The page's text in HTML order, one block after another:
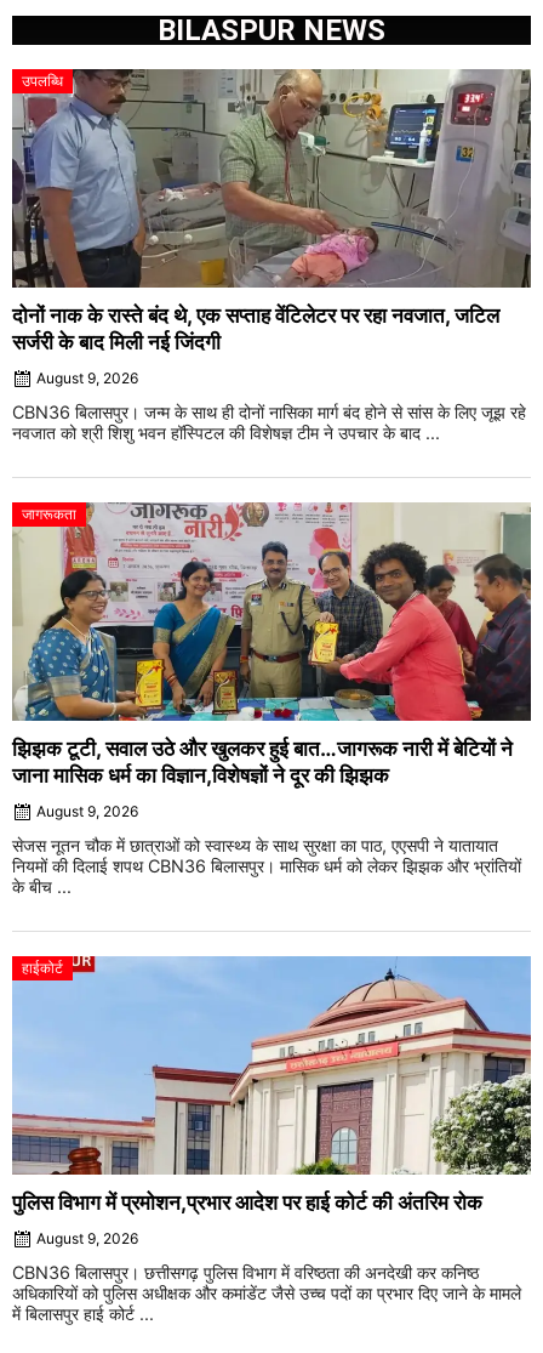
BILASPUR NEWS
उपलब्धि
दोनों नाक के रास्ते बंद थे, एक सप्ताह वेंटिलेटर पर रहा नवजात, जटिल
सर्जरी के बाद मिली नई जिंदगी
August 9, 2026
CBN36 बिलासपुर। जन्म के साथ ही दोनों नासिका मार्ग बंद होने से सांस के लिए जूझ रहे
नवजात को श्री शिशु भवन हॉस्पिटल की विशेषज्ञ टीम ने उपचार के बाद ...
जागरूकता
झिझक टूटी, सवाल उठे और खुलकर हुई बात…जागरूक नारी में बेटियों ने
जाना मासिक धर्म का विज्ञान,विशेषज्ञों ने दूर की झिझक
August 9, 2026
सेजस नूतन चौक में छात्राओं को स्वास्थ्य के साथ सुरक्षा का पाठ, एएसपी ने यातायात
नियमों की दिलाई शपथ CBN36 बिलासपुर। मासिक धर्म को लेकर झिझक और भ्रांतियों
के बीच ...
हाईकोर्ट
पुलिस विभाग में प्रमोशन,प्रभार आदेश पर हाई कोर्ट की अंतरिम रोक
August 9, 2026
CBN36 बिलासपुर। छत्तीसगढ़ पुलिस विभाग में वरिष्ठता की अनदेखी कर कनिष्ठ
अधिकारियों को पुलिस अधीक्षक और कमांडेंट जैसे उच्च पदों का प्रभार दिए जाने के मामले
में बिलासपुर हाई कोर्ट ...